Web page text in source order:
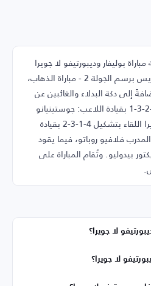
بوليفار وديبورتيفو لا جويرا
ضمن منافسات كوبا ليبرتادوريس برسم الجولة 2 - مباراة الذهاب،
15-04-2026، إضافةً إلى دكة البدلاء والغائبين عن
اللقاء. يلعب بوليفار بنظام 4-2-3-1 بقيادة اللاعب: جوستينيانو
بينما يخوض ديبورتيفو لا جويرا اللقاء بتشكيل 4-1-3-2 بقيادة
فلافيو روباتو، فيما يقود
بيدوليو. وتُقام المباراة على
لا جويرا؟
لا جويرا؟